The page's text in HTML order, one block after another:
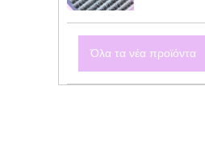
Όλα τα νέα προϊόντα